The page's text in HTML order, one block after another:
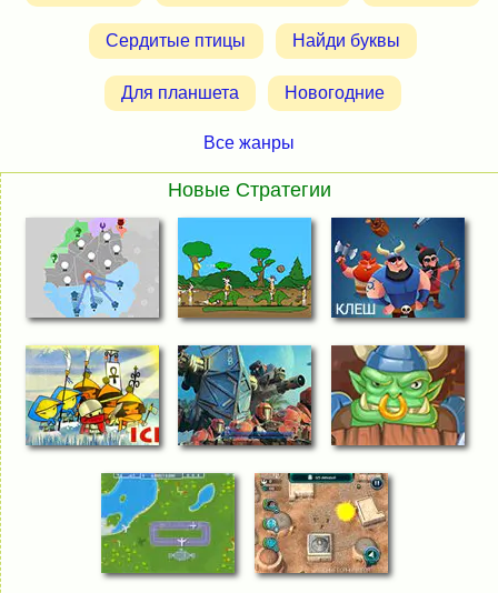
Сердитые птицы Найди буквы
Для планшета Новогодние
Все жанры
Новые Стратегии